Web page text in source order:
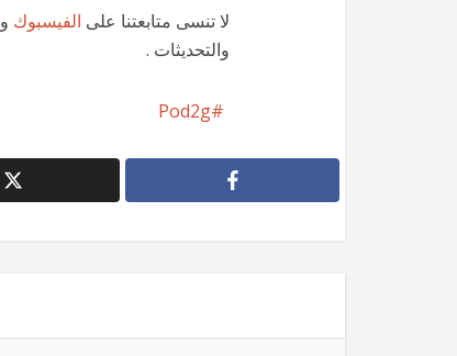
لا تنسى متابعتنا على الفيسبوك و
والتحديثات .
Pod2g